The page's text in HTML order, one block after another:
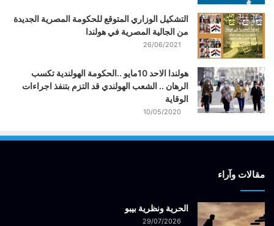
التشكيل الوزاري المتوقع للحكومة المصرية الجديدة
من الجالية المصرية في هولندا
26/06/2021
هولندا الاحد 10مايو ..الحكومة الهولندية تكسب
الرهان .. الشعب الهولندي قد التزم بتنفذ اجراءات
الوقاية
10/05/2020
مقالات وآراء
الحرية ونظرية بيبو
29/07/2026